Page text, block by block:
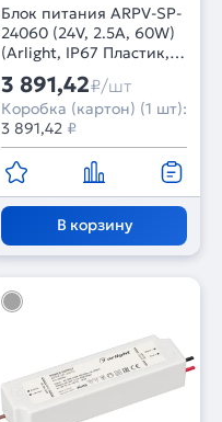
Блок питания ARPV-SP-
24060 (24V, 2.5A, 60W)
(Arlight, IP67 Пластик, 5
лет)
3 891,42₽/шт
Коробка (картон) (1 шт):
3 891,42 ₽
В корзину